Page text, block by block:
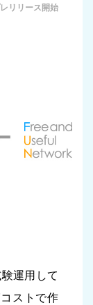
リリース開始
運用して
ストで作